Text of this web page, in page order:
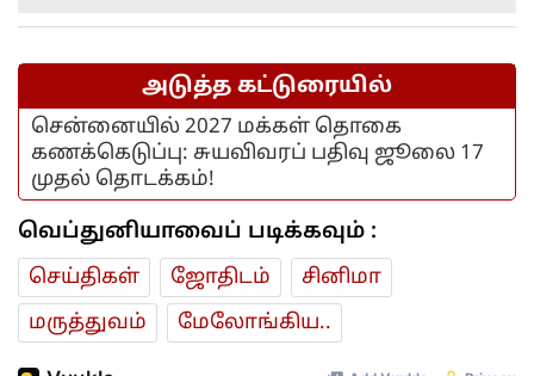
அடுத்த கட்டுரையில்
சென்னையில் 2027 மக்கள் தொகை
கணக்கெடுப்பு: சுயவிவரப் பதிவு ஜூலை 17
முதல் தொடக்கம்!
வெப்துனியாவைப் படிக்கவும் :
செய்திகள் ஜோ‌திட‌ம்
சினிமா
மரு‌த்துவ‌ம்
மேலோங்கிய..